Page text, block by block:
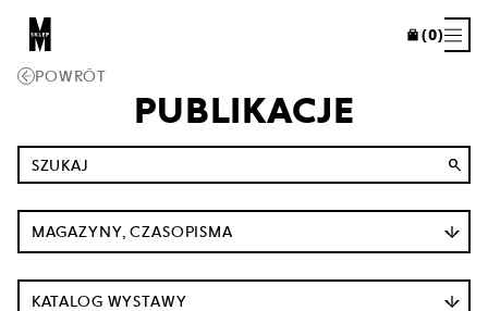
(0)
POWRÓT
PUBLIKACJE
search
MAGAZYNY, CZASOPISMA
KATALOG WYSTAWY